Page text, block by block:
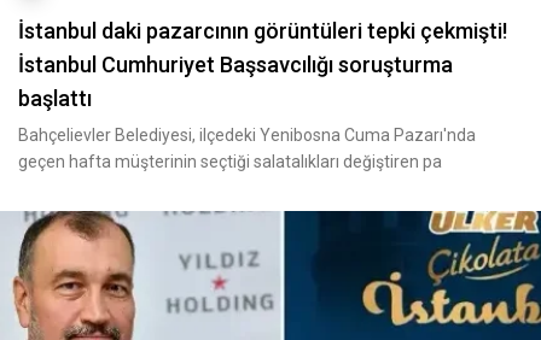
İstanbul daki pazarcının görüntüleri tepki çekmişti!
İstanbul Cumhuriyet Başsavcılığı soruşturma
başlattı
Bahçelievler Belediyesi, ilçedeki Yenibosna Cuma Pazarı'nda
geçen hafta müşterinin seçtiği salatalıkları değiştiren pa